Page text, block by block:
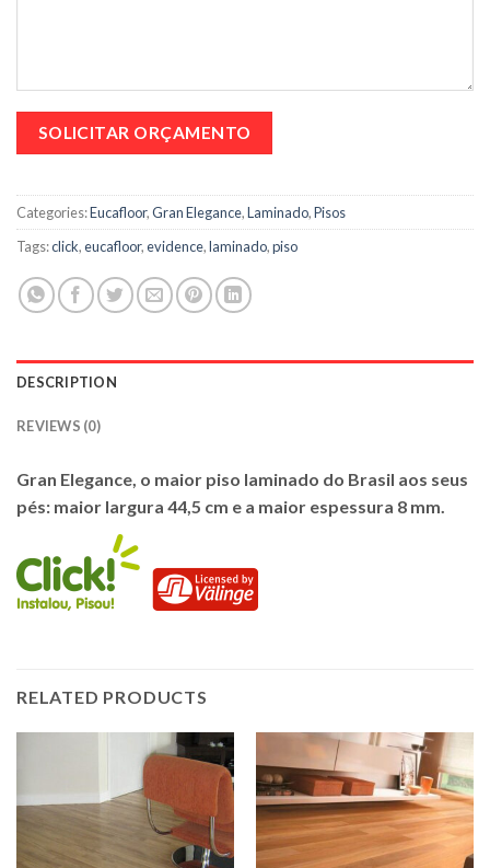
Categories:Eucafloor,Gran Elegance,Laminado,Pisos
Tags:click,eucafloor,evidence,laminado,piso
DESCRIPTION
REVIEWS (0)
Gran Elegance, o maior piso laminado do Brasil aos seus
pés: maior largura 44,5 cm e a maior espessura 8 mm
RELATED PRODUCTS